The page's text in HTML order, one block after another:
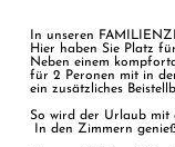
In unseren
Hier haben Sie Platz
Neben einem
für 2 Peronen mit in
ein zusätzliches
So wird der Urlaub mit
In den Zimmern